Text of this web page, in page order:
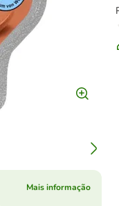
Mais informação